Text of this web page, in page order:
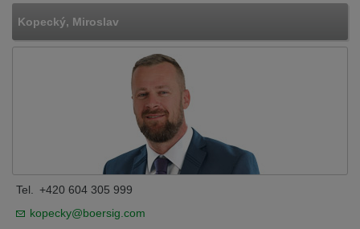
Kopecký, Miroslav
Tel.
+420 604 305 999
kopecky@boersig.com